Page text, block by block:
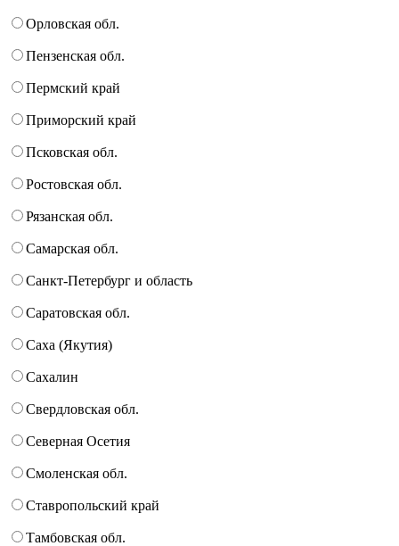
Орловская обл.
Пензенская обл.
Пермский край
Приморский край
Псковская обл.
Ростовская обл.
Рязанская обл.
Самарская обл.
Санкт-Петербург и область
Саратовская обл.
Саха (Якутия)
Сахалин
Свердловская обл.
Северная Осетия
Смоленская обл.
Ставропольский край
Тамбовская обл.